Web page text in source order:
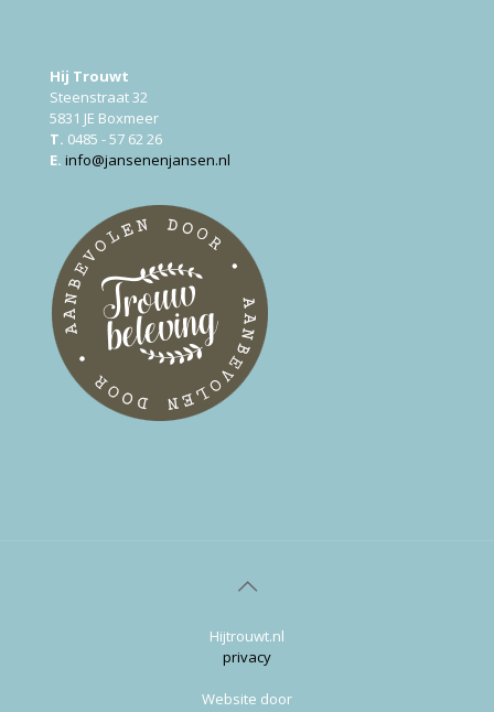
Hij Trouwt
Steenstraat 32
5831 JE Boxmeer
T. 0485 - 57 62 26
E. info@jansenenjansen.nl
Hijtrouwt.nl
privacy
Website door